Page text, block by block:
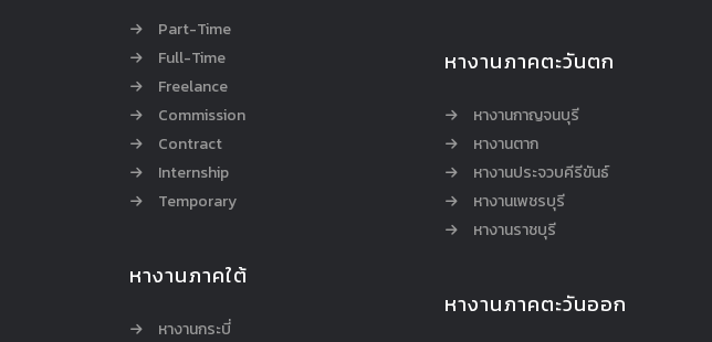
Part-Time
Full-Time
Freelance
Commission
Contract
Internship
Temporary
หางานภาคใต้
หางานกระบี่
หางานภาคตะวันตก
หางานกาญจนบุรี
หางานตาก
หางานประจวบคีรีขันธ์
หางานเพชรบุรี
หางานราชบุรี
หางานภาคตะวันออก